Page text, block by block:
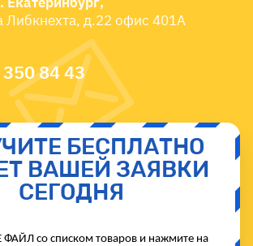
БЕСПЛАТНО
ВАШЕЙ ЗАЯВКИ
СЕГОДНЯ
со списком товаров и нажмите на
Либкнехта, д.22 офис 401А
84 43